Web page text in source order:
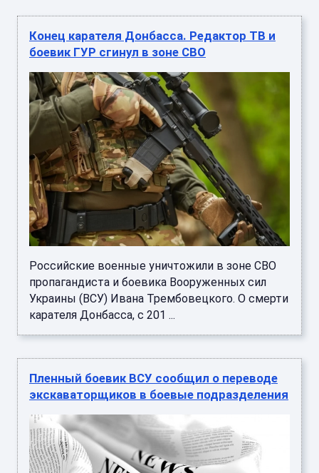
Конец карателя Донбасса. Редактор ТВ и
боевик ГУР сгинул в зоне СВО
Российские военные уничтожили в зоне СВО
пропагандиста и боевика Вооруженных сил
Украины (ВСУ) Ивана Трембовецкого. О смерти
карателя Донбасса, с 201 ...
Пленный боевик ВСУ сообщил о переводе
экскаваторщиков в боевые подразделения